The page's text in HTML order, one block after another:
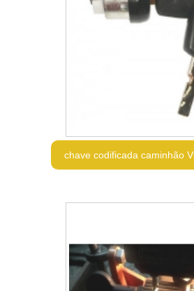
chave codificada caminhão